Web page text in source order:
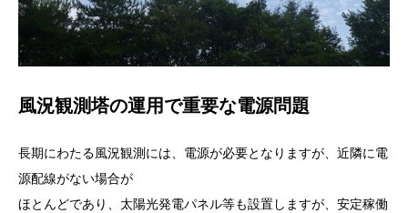
風況観測塔の運用で重要な電源問題
長期にわたる風況観測には、電源が必要となりますが、近隣に電
源配線がない場合が
ほとんどであり、太陽光発電パネル等も設置しますが、安定稼働